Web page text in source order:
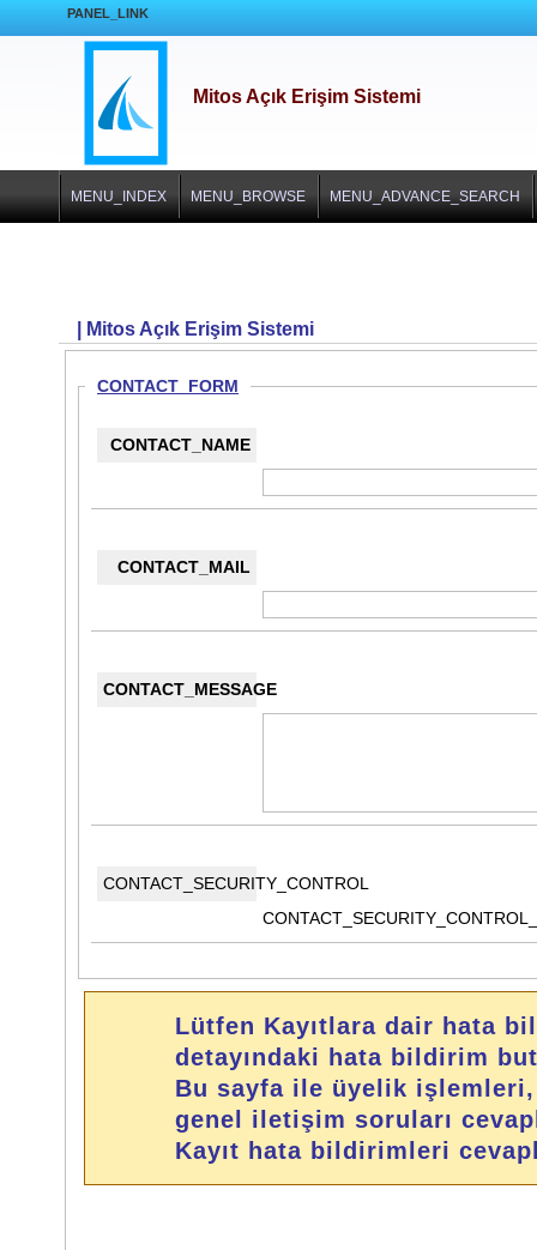
PANEL_LINK
Mitos Açık Erişim Sistemi
MENU_INDEX MENU_BROWSE MENU_ADVANCE_SEARCH
| Mitos Açık Erişim Sistemi
CONTACT_FORM
CONTACT_NAME
CONTACT_MAIL
CONTACT_MESSAGE
CONTACT_SECURITY_CONTROL
Lütfen Kayıtlara dair hata
detayındaki hata bildirim
Bu sayfa ile üyelik
genel iletişim soruları
Kayıt hata bildirimleri